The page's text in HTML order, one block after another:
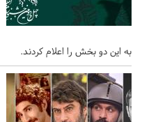
به این دو بخش را اعلام کردند.